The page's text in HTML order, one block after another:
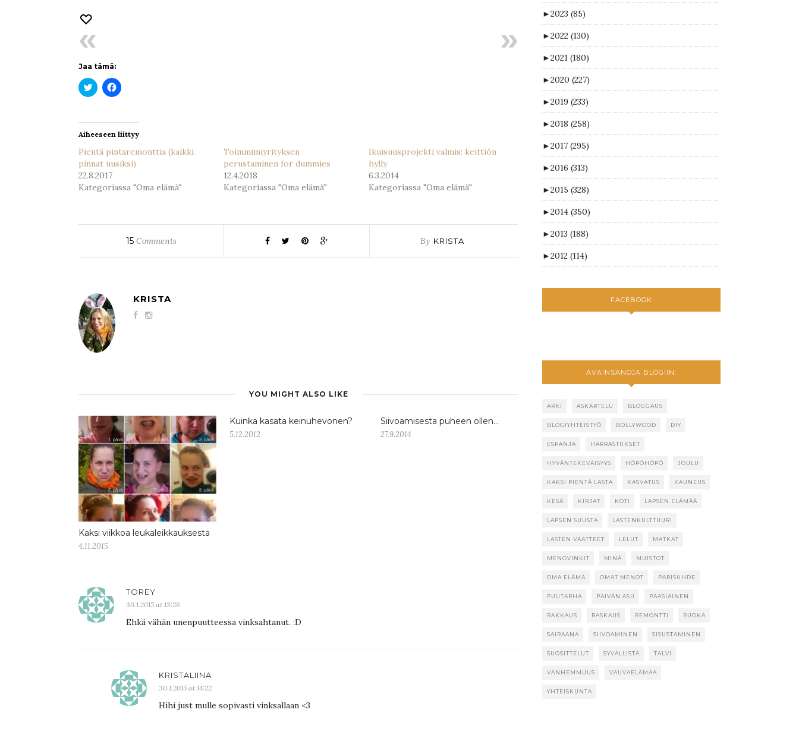
Jaa tämä:
Jaa
Twitterissä(Avautuu
Jaa
Facebookissa(Avautuu
Aiheeseen liittyy
Pientä pintaremonttia (kaikki
pinnat uusiksi)
22.8.2017
Kategoriassa "Oma elämä"
Toiminimiyrityksen
perustaminen for dummies
12.4.2018
Kategoriassa "Oma elämä"
Ikuisuusprojekti valmis: keittiön
hylly
6.3.2014
Kategoriassa "Oma elämä"
15Comments By KRISTA
KRISTA
YOU MIGHT ALSO LIKE
Kaksi viikkoa leukaleikkauksesta
4.11.2015
Kuinka kasata keinuhevonen?
5.12.2012
Siivoamisesta puheen ollen…
27.9.2014
TOREY
30.1.2015 at 13:28
Ehkä vähän unenpuutteessa vinksahtanut. :D
KRISTALIINA
30.1.2015 at 14:22
Hihi just mulle sopivasti vinksallaan <3
►2023 (85)
►2022 (130)
►2021 (180)
►2020 (227)
►2019 (233)
►2018 (258)
►2017 (295)
►2016 (313)
►2015 (328)
►2014 (350)
►2013 (188)
►2012 (114)
FACEBOOK
AVAINSANOJA BLOGIIN:
ARKI ASKARTELU BLOGGAUS
BLOGIYHTEISTYÖ BOLLYWOOD DIY
ESPANJA HARRASTUKSET
HYVÄNTEKEVÄISYYS HÖPÖHÖPÖ JOULU
KAKSI PIENTÄ LASTA KASVATUS KAUNEUS
KESÄ KIRJAT KOTI LAPSEN ELÄMÄÄ
LAPSEN SUUSTA LASTENKULTTUURI
LASTEN VAATTEET LELUT MATKAT
MENOVINKIT MINÄ MUISTOT
OMA ELÄMÄ OMAT MENOT PARISUHDE
PUUTARHA PÄIVÄN ASU PÄÄSIÄINEN
RAKKAUS RASKAUS REMONTTI RUOKA
SAIRAANA SIIVOAMINEN SISUSTAMINEN
SUOSITTELUT SYVÄLLISTÄ TALVI
VANHEMMUUS VAUVAELÄMÄÄ
YHTEISKUNTA